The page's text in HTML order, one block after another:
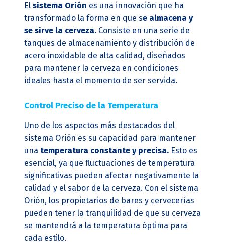
El sistema Orión es una innovación que ha
transformado la forma en que se almacena y
se sirve la cerveza.Consiste en una serie de
tanques de almacenamiento y distribución de
acero inoxidable de alta calidad, diseñados
para mantener la cerveza en condiciones
ideales hasta el momento de ser servida.
Control Preciso de la Temperatura
Uno de los aspectos más destacados del
sistema Orión es su capacidad para mantener
una temperatura constante y precisa.Esto es
esencial, ya que fluctuaciones de temperatura
significativas pueden afectar negativamente la
calidad y el sabor de la cerveza. Con el sistema
Orión, los propietarios de bares y cervecerías
pueden tener la tranquilidad de que su cerveza
se mantendrá a la temperatura óptima para
cada estilo.